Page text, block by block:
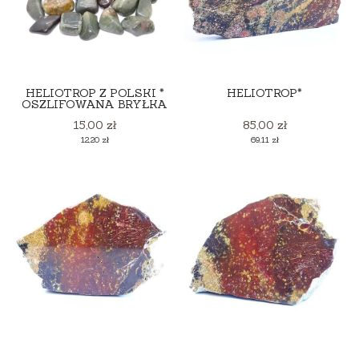
HELIOTROP Z POLSKI *
OSZLIFOWANA BRYŁKA
Cena
15,00 zł
Cena
12,20 zł
HELIOTROP*
Cena
85,00 zł
Cena
69,11 zł